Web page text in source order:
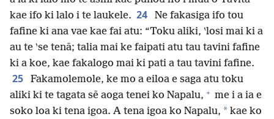
kae ifo ki lalo i te laukele. 24
Ne fakasiga ifo tou
fafine ki ana vae kae fai atu: “Toku aliki, ‵losi mai ki a
au te ‵se tenā; talia mai ke faipati atu tau tavini fafine
ki a koe, kae fakalogo mai ki pati a tau tavini fafine.
25
Fakamolemole, ke mo a eiloa e saga atu toku
aliki ki te tagata sē aoga tenei ko Napalu, + me i a ia e
soko loa ki tena igoa. A tena igoa ko Napalu, * kae ko